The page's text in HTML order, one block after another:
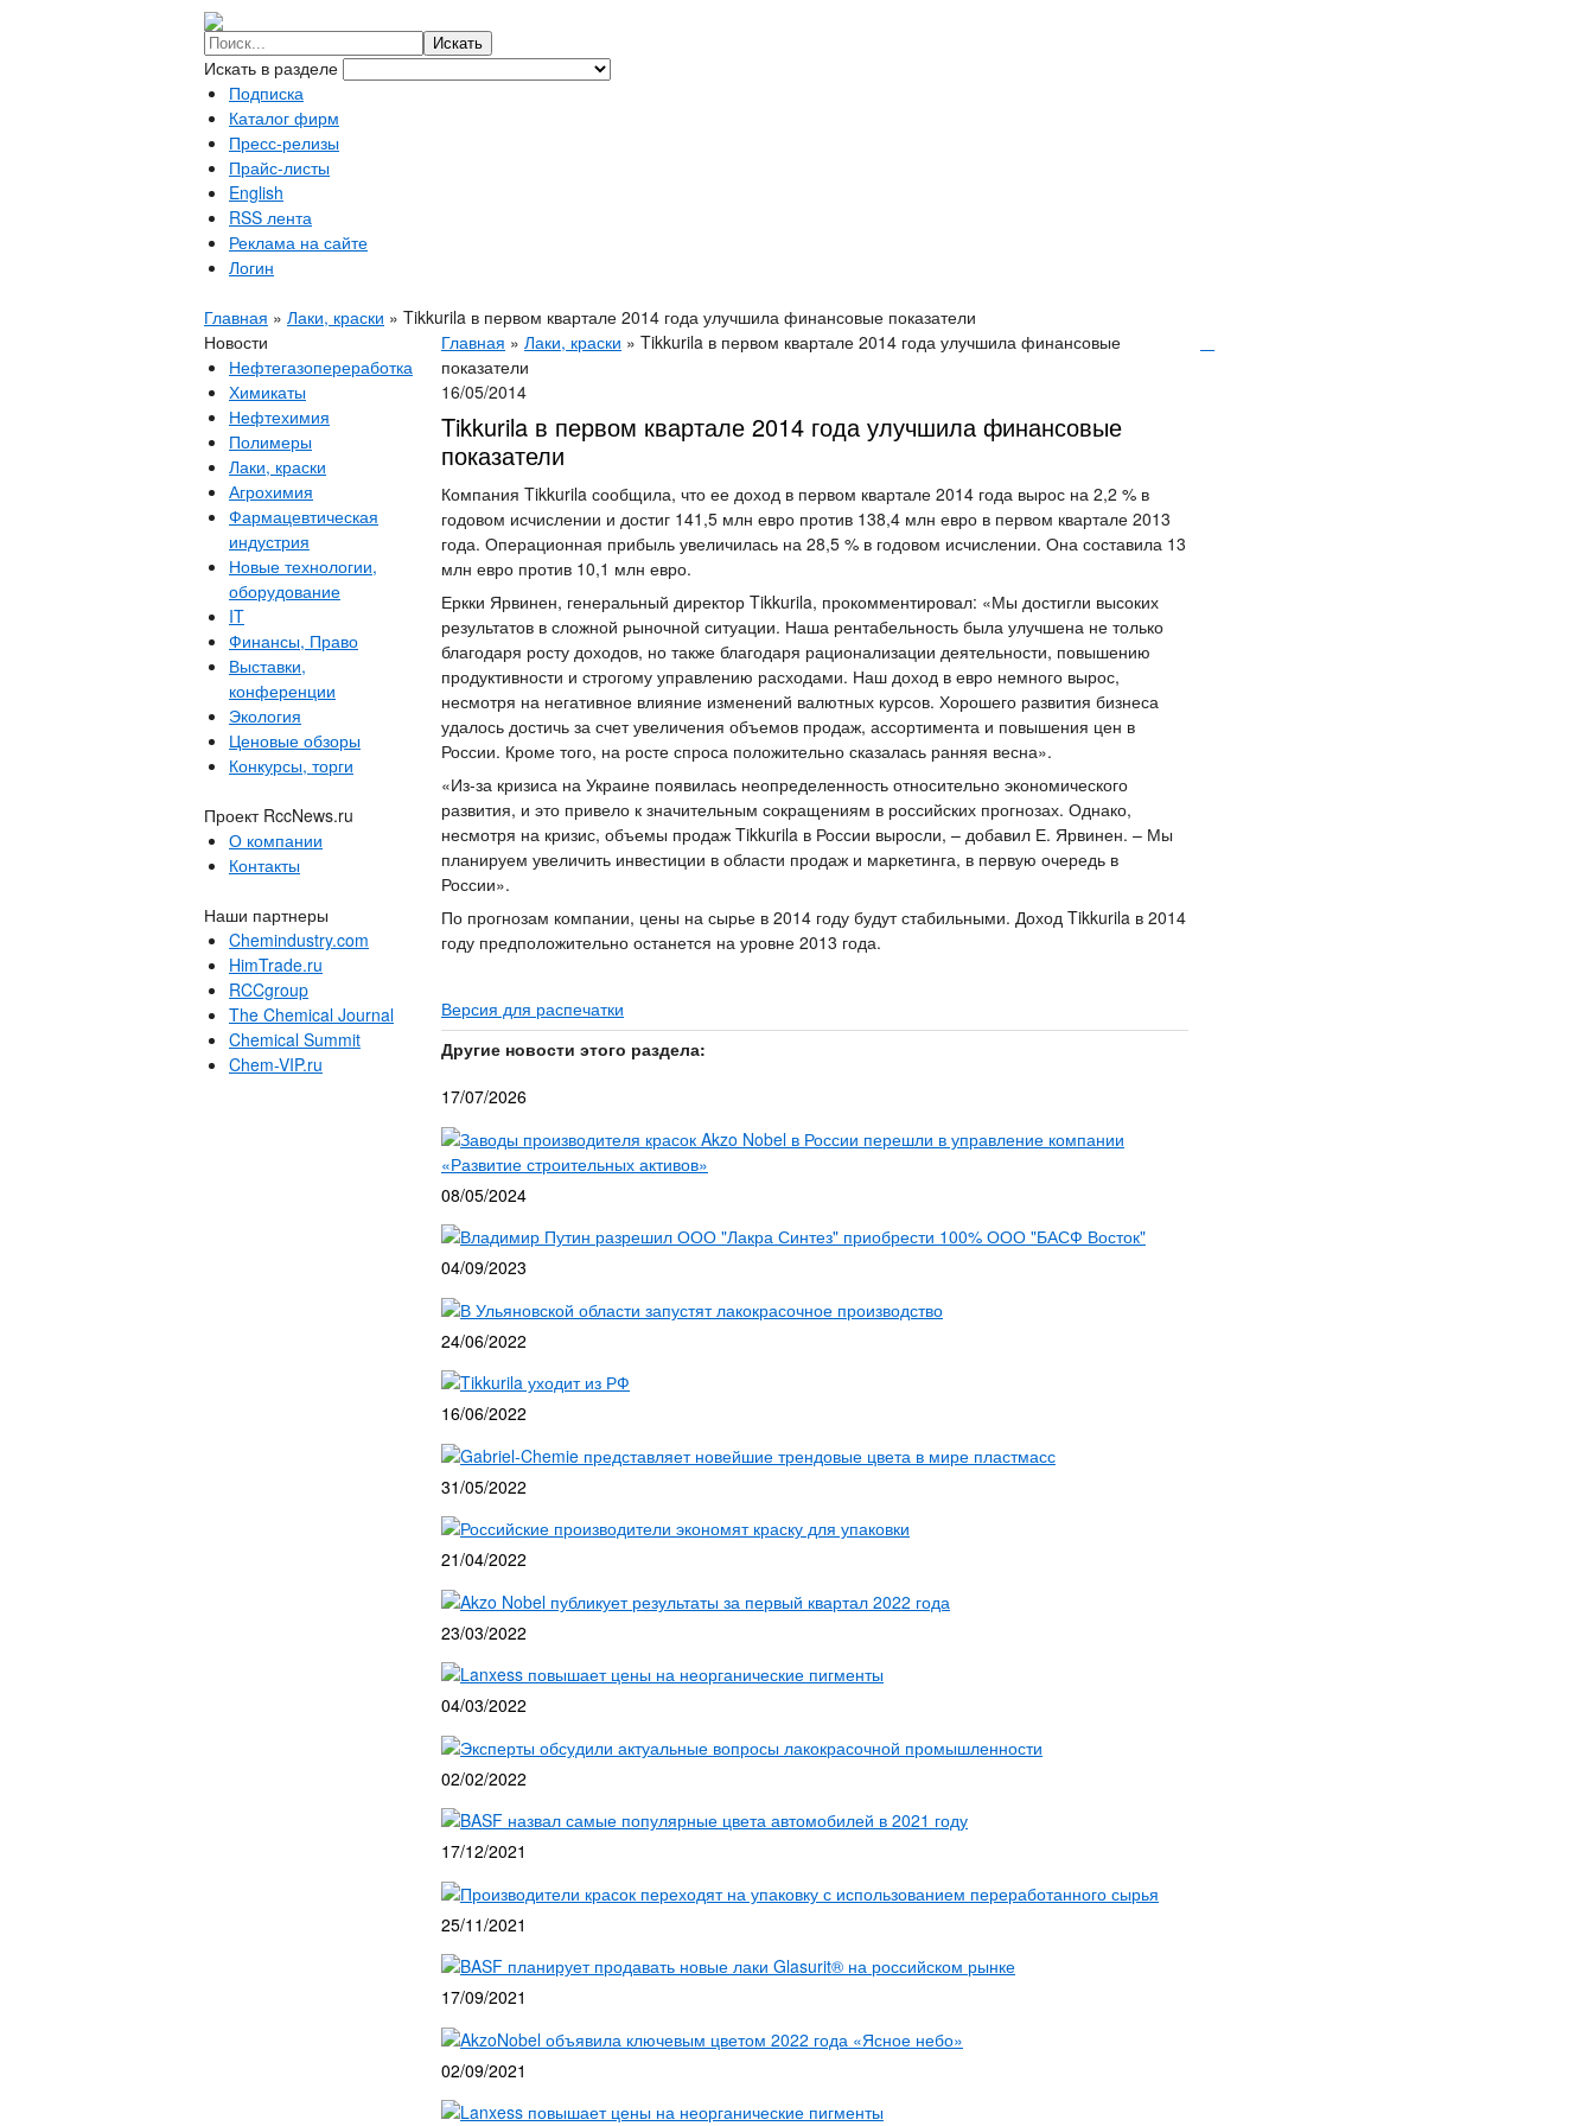
Искать в разделе
Подписка
Каталог фирм
Пресс-релизы
Прайс-листы
English
RSS лента
Реклама на сайте
Логин
Главная » Лаки, краски » Tikkurila в первом квартале 2014 года улучшила финансовые показатели
Новости
Нефтегазопереработка
Химикаты
Нефтехимия
Полимеры
Лаки, краски
Агрохимия
Фармацевтическая
индустрия
Новые технологии,
оборудование
IT
Финансы, Право
Выставки,
конференции
Экология
Ценовые обзоры
Конкурсы, торги
Проект RccNews.ru
О компании
Контакты
Наши партнеры
Chemindustry.com
HimTrade.ru
RCCgroup
The Chemical Journal
Chemical Summit
Chem-VIP.ru
Главная » Лаки, краски » Tikkurila в первом квартале 2014 года улучшила финансовые
показатели
16/05/2014
Tikkurila в первом квартале 2014 года улучшила финансовые
показатели
Компания Tikkurila сообщила, что ее доход в первом квартале 2014 года вырос на 2,2 % в
годовом исчислении и достиг 141,5 млн евро против 138,4 млн евро в первом квартале 2013
года. Операционная прибыль увеличилась на 28,5 % в годовом исчислении. Она составила 13
млн евро против 10,1 млн евро.
Еркки Ярвинен, генеральный директор Tikkurila, прокомментировал: «Мы достигли высоких
результатов в сложной рыночной ситуации. Наша рентабельность была улучшена не только
благодаря росту доходов, но также благодаря рационализации деятельности, повышению
продуктивности и строгому управлению расходами. Наш доход в евро немного вырос,
несмотря на негативное влияние изменений валютных курсов. Хорошего развития бизнеса
удалось достичь за счет увеличения объемов продаж, ассортимента и повышения цен в
России. Кроме того, на росте спроса положительно сказалась ранняя весна».
«Из-за кризиса на Украине появилась неопределенность относительно экономического
развития, и это привело к значительным сокращениям в российских прогнозах. Однако,
несмотря на кризис, объемы продаж Tikkurila в России выросли, – добавил Е. Ярвинен. – Мы
планируем увеличить инвестиции в области продаж и маркетинга, в первую очередь в
России».
По прогнозам компании, цены на сырье в 2014 году будут стабильными. Доход Tikkurila в 2014
году предположительно останется на уровне 2013 года.
Версия для распечатки
Другие новости этого раздела:
17/07/2026
Заводы производителя красок Akzo Nobel в России перешли в управление компании
«Развитие строительных активов»
08/05/2024
Владимир Путин разрешил ООО "Лакра Синтез" приобрести 100% ООО "БАСФ Восток"
04/09/2023
В Ульяновской области запустят лакокрасочное производство
24/06/2022
Tikkurila уходит из РФ
16/06/2022
Gabriel-Chemie представляет новейшие трендовые цвета в мире пластмасс
31/05/2022
Российские производители экономят краску для упаковки
21/04/2022
Akzo Nobel публикует результаты за первый квартал 2022 года
23/03/2022
Lanxess повышает цены на неорганические пигменты
04/03/2022
Эксперты обсудили актуальные вопросы лакокрасочной промышленности
02/02/2022
BASF назвал самые популярные цвета автомобилей в 2021 году
17/12/2021
Производители красок переходят на упаковку с использованием переработанного сырья
25/11/2021
BASF планирует продавать новые лаки Glasurit® на российском рынке
17/09/2021
AkzoNobel объявила ключевым цветом 2022 года «Ясное небо»
02/09/2021
Lanxess повышает цены на неорганические пигменты